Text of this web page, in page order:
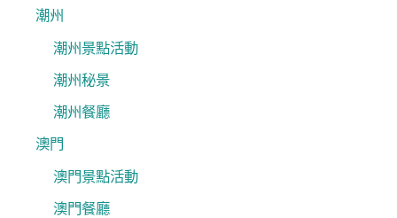
潮州
潮州景點活動
潮州秘景
潮州餐廳
澳門
澳門景點活動
澳門餐廳